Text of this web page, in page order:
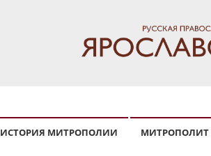
ИСТОРИЯ МИТРОПОЛИИ МИТРОПОЛИТ